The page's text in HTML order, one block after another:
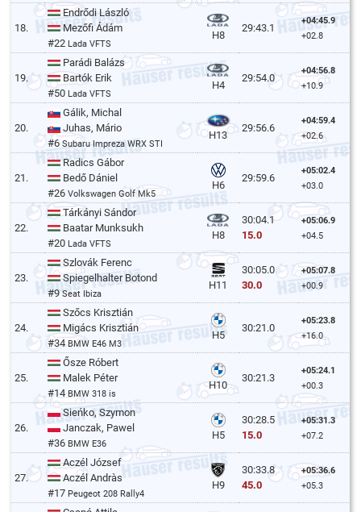
18.
Endrődi László
Mezőfi Ádám
#22 Lada VFTS
H8
29:43.1
+04:45.9
+02.8
19.
Parádi Balázs
Bartók Erik
#50 Lada VFTS
H4
29:54.0
+04:56.8
+10.9
20.
Gálik, Michal
Juhas, Mário
#6Subaru Impreza WRX STI
H13
29:56.6
+04:59.4
+02.6
21.
Radics Gábor
Bedő Dániel
#26Volkswagen Golf Mk5
H6
29:59.6
+05:02.4
+03.0
22.
Tárkányi Sándor
Baatar Munksukh
#20 Lada VFTS
H8
30:04.1
15.0
+05:06.9
+04.5
23.
Szlovák Ferenc
Spiegelhalter Botond
#9Seat Ibiza
H11
30:05.0
30.0
+05:07.8
+00.9
24.
Szőcs Krisztián
Migács Krisztián
#34BMW E46 M3
H5
30:21.0
+05:23.8
+16.0
25.
Ősze Róbert
Malek Péter
#14BMW 318 is
H10
30:21.3
+05:24.1
+00.3
26.
Sieńko, Szymon
Janczak, Pawel
#36 BMW E36
H5
30:28.5
15.0
+05:31.3
+07.2
27.
Aczél József
Aczél Andràs
#17 Peugeot 208 Rally4
H9
30:33.8
45.0
+05:36.6
+05.3